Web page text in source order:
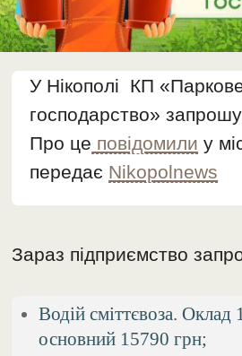
У Нікополі КП
господарство»
Про це повідомили у
передає Nikopolnews
Зараз підприємство
Водій сміттєвоза. Оклад
основний 15790 грн;